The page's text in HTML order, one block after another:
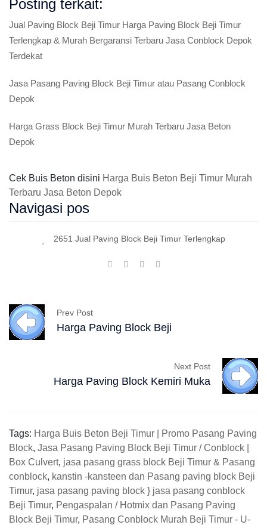
Posting terkait:
Jual Paving Block Beji Timur Harga Paving Block Beji Timur
Terlengkap & Murah Bergaransi Terbaru Jasa Conblock Depok
Terdekat
Jasa Pasang Paving Block Beji Timur atau Pasang Conblock
Depok
Harga Grass Block Beji Timur Murah Terbaru Jasa Beton
Depok
Cek Buis Beton disini Harga Buis Beton Beji Timur Murah
Terbaru Jasa Beton Depok
Navigasi pos
2651 Jual Paving Block Beji Timur Terlengkap
Prev Post
Harga Paving Block Beji
Next Post
Harga Paving Block Kemiri Muka
Tags: Harga Buis Beton Beji Timur | Promo Pasang Paving
Block, Jasa Pasang Paving Block Beji Timur / Conblock |
Box Culvert, jasa pasang grass block Beji Timur & Pasang
conblock, kanstin -kansteen dan Pasang paving block Beji
Timur, jasa pasang paving block } jasa pasang conblock
Beji Timur, Pengaspalan / Hotmix dan Pasang Paving
Block Beji Timur, Pasang Conblock Murah Beji Timur - U-